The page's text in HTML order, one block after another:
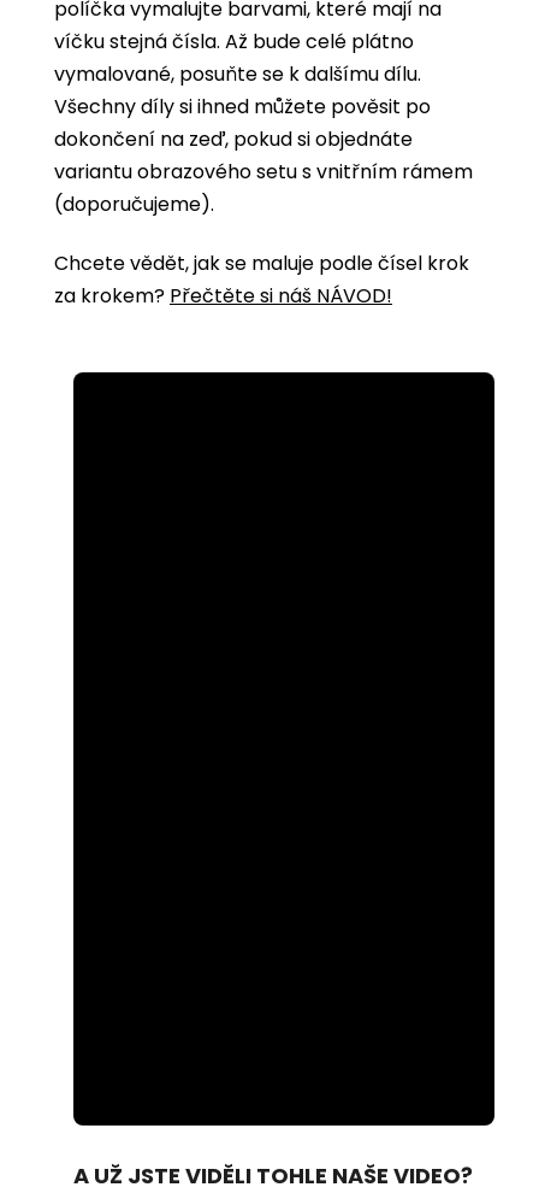
políčka vymalujte barvami, které mají na
víčku stejná čísla. Až bude celé plátno
vymalované, posuňte se k dalšímu dílu.
Všechny díly si ihned můžete pověsit po
dokončení na zeď, pokud si objednáte
variantu obrazového setu s vnitřním rámem
(doporučujeme).
Chcete vědět, jak se maluje podle čísel krok
za krokem? Přečtěte si náš NÁVOD!
80.64%
A UŽ JSTE VIDĚLI TOHLE NAŠE VIDEO?